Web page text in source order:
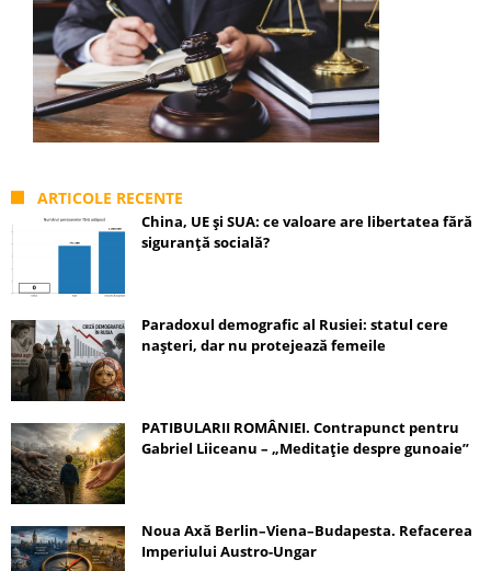
ARTICOLE RECENTE
China, UE și SUA: ce valoare are libertatea fără
siguranță socială?
Paradoxul demografic al Rusiei: statul cere
nașteri, dar nu protejează femeile
PATIBULARII ROMÂNIEI. Contrapunct pentru
Gabriel Liiceanu – „Meditație despre gunoaie”
Noua Axă Berlin–Viena–Budapesta. Refacerea
Imperiului Austro-Ungar